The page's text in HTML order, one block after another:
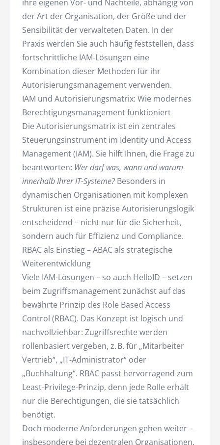
ihre eigenen Vor- und Nachteile, abhängig von
der Art der Organisation, der Größe und der
Sensibilität der verwalteten Daten. In der
Praxis werden Sie auch häufig feststellen, dass
fortschrittliche IAM-Lösungen eine
Kombination dieser Methoden für ihr
Autorisierungsmanagement verwenden.
IAM und Autorisierungsmatrix: Wie modernes
Berechtigungsmanagement funktioniert
Die Autorisierungsmatrix ist ein zentrales
Steuerungsinstrument im Identity und Access
Management (IAM). Sie hilft Ihnen, die Frage zu
beantworten: Wer darf was, wann und warum
innerhalb Ihrer IT-Systeme?Besonders in
dynamischen Organisationen mit komplexen
Strukturen ist eine präzise Autorisierungslogik
entscheidend – nicht nur für die Sicherheit,
sondern auch für Effizienz und Compliance.
RBAC als Einstieg – ABAC als strategische
Weiterentwicklung
Viele IAM-Lösungen – so auch HelloID – setzen
beim Zugriffsmanagement zunächst auf das
bewährte Prinzip des Role Based Access
Control (RBAC). Das Konzept ist logisch und
nachvollziehbar: Zugriffsrechte werden
rollenbasiert vergeben, z. B. für „Mitarbeiter
Vertrieb“, „IT-Administrator“ oder
„Buchhaltung“. RBAC passt hervorragend zum
Least-Privilege-Prinzip, denn jede Rolle erhält
nur die Berechtigungen, die sie tatsächlich
benötigt.
Doch moderne Anforderungen gehen weiter –
insbesondere bei dezentralen Organisationen,